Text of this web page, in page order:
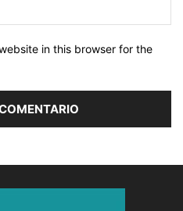
in this browser for the